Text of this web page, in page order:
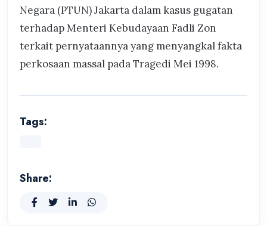
Negara (PTUN) Jakarta dalam kasus gugatan
terhadap Menteri Kebudayaan Fadli Zon
terkait pernyataannya yang menyangkal fakta
perkosaan massal pada Tragedi Mei 1998.
Tags:
Share: